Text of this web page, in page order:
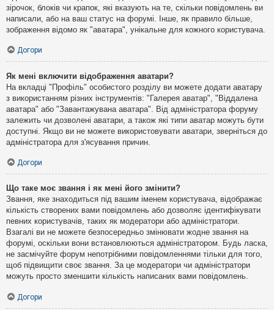
зірочок, блоків чи крапок, які вказують на те, скільки повідомлень ви
написали, або на ваш статус на форумі. Інше, як правило більше,
зображення відомо як "аватара", унікальне для кожного користувача.
Догори
Як мені включити відображення аватари?
На вкладці "Профіль" особистого розділу ви можете додати аватару
з використанням різних інструментів: "Галерея аватар", "Віддалена
аватара" або "Завантажувана аватара". Від адміністратора форуму
залежить чи дозволені аватари, а також які типи аватар можуть бути
доступні. Якщо ви не можете використовувати аватари, зверніться до
адміністратора для з'ясування причин.
Догори
Що таке моє звання і як мені його змінити?
Звання, яке знаходиться під вашим іменем користувача, відображає
кількість створених вами повідомлень або дозволяє ідентифікувати
певних користувачів, таких як модератори або адміністратори.
Взагалі ви не можете безпосередньо змінювати жодне звання на
форумі, оскільки вони встановлюються адміністратором. Будь ласка,
не засмічуйте форум непотрібними повідомленнями тільки для того,
щоб підвищити своє звання. За це модератори чи адміністратори
можуть просто зменшити кількість написаних вами повідомлень.
Догори